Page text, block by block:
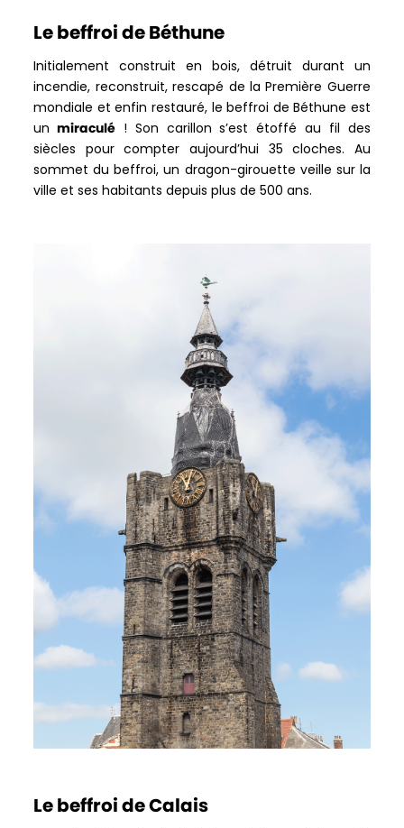
Le beffroi de Béthune
Initialement construit en bois, détruit durant un
incendie, reconstruit, rescapé de la Première Guerre
mondiale et enfin restauré, le beffroi de Béthune est
un miraculé ! Son carillon s’est étoffé au fil des
siècles pour compter aujourd’hui 35 cloches. Au
sommet du beffroi, un dragon-girouette veille sur la
ville et ses habitants depuis plus de 500 ans.
Le beffroi de Calais